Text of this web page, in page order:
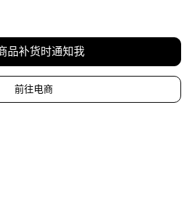
品补货时通知我
前往电商